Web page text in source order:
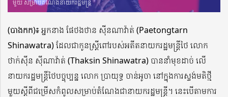
មួយ សម្រាប់តំណែងនាយករដ្ឋមន្ត្រី
(បាងកក)៖អ្នកនាង ផែថងថាន ស៉ីនណាវ៉ាត់ (Paetongtarn
Shinawatra) ដែលជាកូនស្ត្រីពៅរបស់អតីតនាយករដ្ឋមន្ត្រីថៃ លោក
ថាក់ស៊ីន ស៊ីណាវ៉ាត់ (Thaksin Shinawatra) បាននាំមុខដាច់ លើ
នាយករដ្ឋមន្ត្រីថៃបច្ចុប្បន្ន លោក បា្រយុទ្ធ ចាន់អូចា នៅក្នុងការស្ទង់មតិថ្មី
មួយស្ដីពីជម្រើសកំពូលសម្រាប់តំណែងជានាយករដ្ឋមន្ត្រី។ នេះបើតាមការ